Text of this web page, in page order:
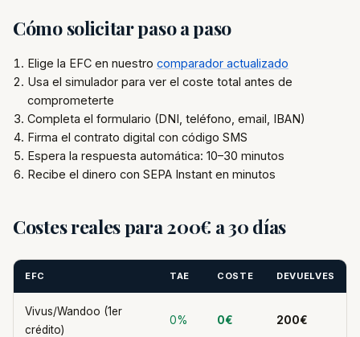
Cómo solicitar paso a paso
Elige la EFC en nuestro comparador actualizado
Usa el simulador para ver el coste total antes de
comprometerte
Completa el formulario (DNI, teléfono, email, IBAN)
Firma el contrato digital con código SMS
Espera la respuesta automática: 10–30 minutos
Recibe el dinero con SEPA Instant en minutos
Costes reales para 200€ a 30 días
EFC TAE COSTE DEVUELVES
Vivus/Wandoo (1er
crédito)
0% 0€ 200€